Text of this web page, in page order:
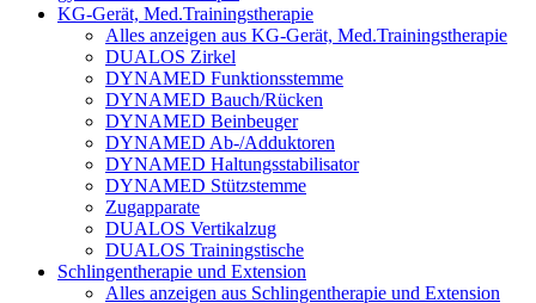
KG-Gerät, Med.Trainingstherapie
Alles anzeigen aus KG-Gerät, Med.Trainingstherapie
DUALOS Zirkel
DYNAMED Funktionsstemme
DYNAMED Bauch/Rücken
DYNAMED Beinbeuger
DYNAMED Ab-/Adduktoren
DYNAMED Haltungsstabilisator
DYNAMED Stützstemme
Zugapparate
DUALOS Vertikalzug
DUALOS Trainingstische
Schlingentherapie und Extension
Alles anzeigen aus Schlingentherapie und Extension